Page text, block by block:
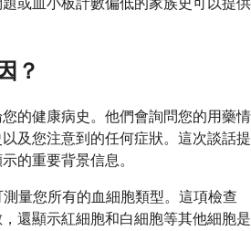
？
的健康病史。他們會詢問您的用藥情
及您注意到的任何症狀。這次談話提
的重要背景信息。
量您所有的血細胞類型。這項檢查
還顯示紅細胞和白細胞等其他細胞是